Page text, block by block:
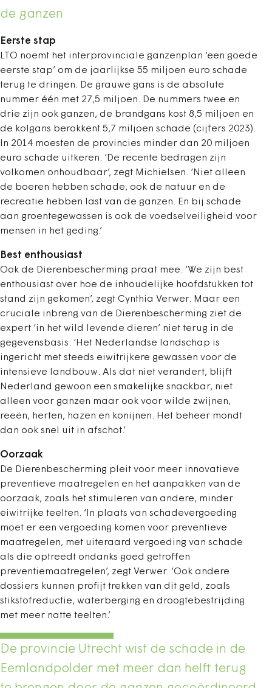
de ganzen
Eerste stap
LTO noemt het interprovinciale ganzenplan ‘een goede
eerste stap’ om de jaarlijkse 55 miljoen euro schade
terug te dringen. De grauwe gans is de absolute
nummer één met 27,5 miljoen. De nummers twee en
drie zijn ook ganzen, de brandgans kost 8,5 miljoen en
de kolgans berokkent 5,7 miljoen schade (cijfers 2023).
In 2014 moesten de provincies minder dan 20 miljoen
euro schade uitkeren. ‘De recente bedragen zijn
volkomen onhoudbaar’, zegt Michielsen. ‘Niet alleen
de boeren hebben schade, ook de natuur en de
recreatie hebben last van de ganzen. En bij schade
aan groentegewassen is ook de voedselveiligheid voor
mensen in het geding.’
Best enthousiast
Ook de Dierenbescherming praat mee. ‘We zijn best
enthousiast over hoe de inhoudelijke hoofdstukken tot
stand zijn gekomen’, zegt Cynthia Verwer. Maar een
cruciale inbreng van de Dierenbescherming ziet de
expert ‘in het wild levende dieren’ niet terug in de
gegevensbasis. ‘Het Nederlandse landschap is
ingericht met steeds eiwitrijkere gewassen voor de
intensieve landbouw. Als dat niet verandert, blijft
Nederland gewoon een smakelijke snackbar, niet
alleen voor ganzen maar ook voor wilde zwijnen,
reeën, herten, hazen en konijnen. Het beheer mondt
dan ook snel uit in afschot.’
Oorzaak
De Dierenbescherming pleit voor meer innovatieve
preventieve maatregelen en het aanpakken van de
oorzaak, zoals het stimuleren van andere, minder
eiwitrijke teelten. ‘In plaats van schadevergoeding
moet er een vergoeding komen voor preventieve
maatregelen, met uiteraard vergoeding van schade
als die optreedt ondanks goed getroffen
preventiemaatregelen’, zegt Verwer. ‘Ook andere
dossiers kunnen profijt trekken van dit geld, zoals
stikstofreductie, waterberging en droogtebestrijding
met meer natte teelten.’
De provincie Utrecht wist de schade in de
Eemlandpolder met meer dan helft terug